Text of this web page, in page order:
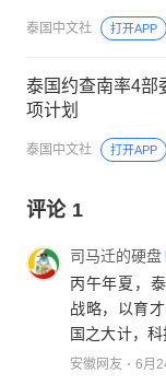
泰国中文社 打开APP
泰国约查南率4部
项计划
泰国中文社 打开APP
评论 1
司马迁的硬盘
丙午年夏，
战略，以育
国之大计，科
安徽网友 6月